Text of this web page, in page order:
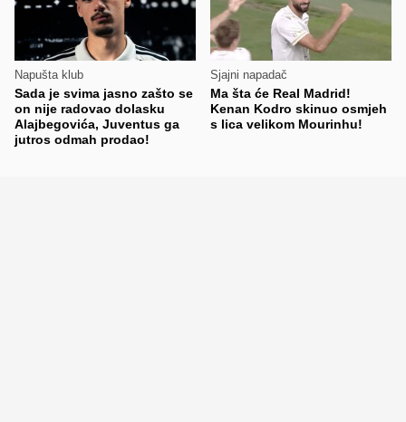
Napušta klub
Sada je svima jasno zašto se
on nije radovao dolasku
Alajbegovića, Juventus ga
jutros odmah prodao!
Sjajni napadač
Ma šta će Real Madrid!
Kenan Kodro skinuo osmjeh
s lica velikom Mourinhu!